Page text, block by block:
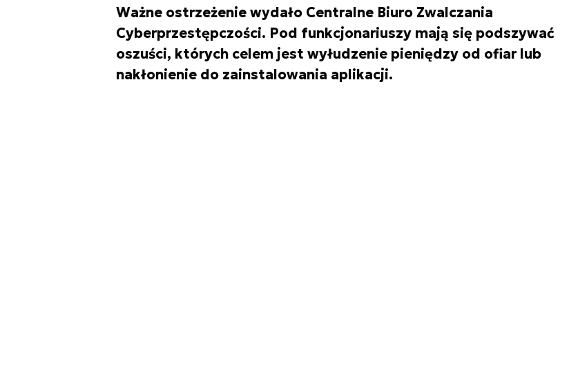
Ważne ostrzeżenie wydało Centralne Biuro Zwalczania
Cyberprzestępczości. Pod funkcjonariuszy mają się podszywać
oszuści, których celem jest wyłudzenie pieniędzy od ofiar lub
nakłonienie do zainstalowania aplikacji.